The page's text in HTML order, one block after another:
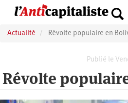
principal
Actualité Révolte populaire en
Publié le
Révolte